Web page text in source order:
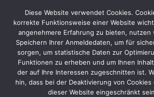
Inhalt
springen
BASTELANLEITUNG
Karte zum
VERÖFFENTLICHT AMJANUAR 10, 2025
Diese Website verwendet Cookies.
korrekte Funktionsweise einer Website
angenehmere Erfahrung zu bieten, nutzen
Speichern Ihrer Anmeldedaten, um für
sorgen, um statistische Daten zur
Funktionen zu erheben und um Ihnen
der auf Ihre Interessen zugeschnitten ist.
hin, dass bei der Deaktivierung von
dieser Website eingeschränkt